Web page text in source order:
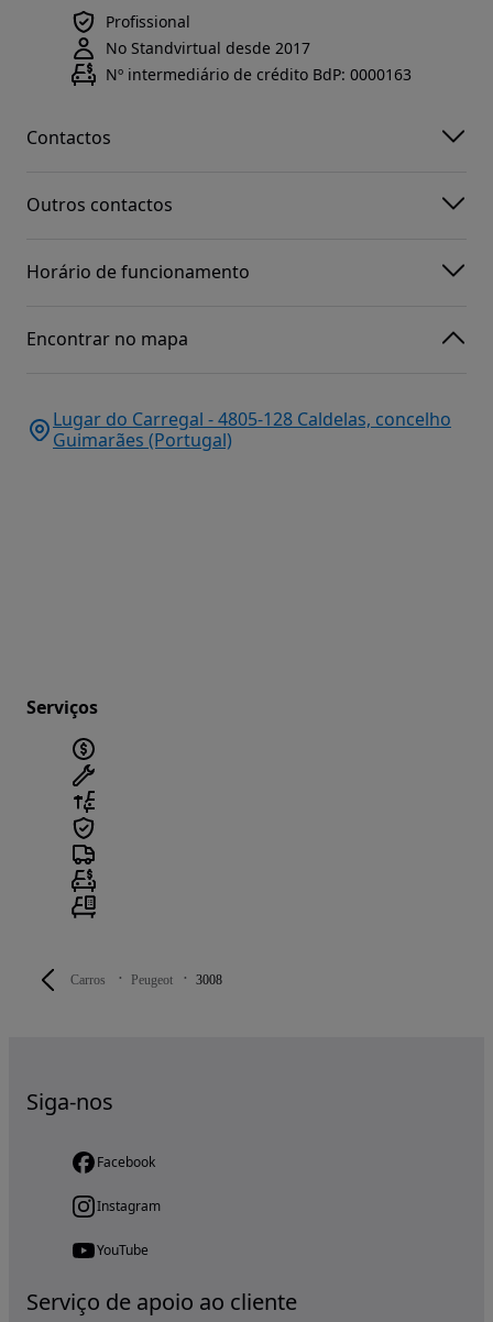
Carros Peugeot 3008
Profissional
No Standvirtual desde 2017
Nº intermediário de crédito BdP: 0000163
Contactos
Outros contactos
Horário de funcionamento
Encontrar no mapa
Lugar do Carregal - 4805-128 Caldelas, concelho
Guimarães (Portugal)
Serviços
Siga-nos
Facebook
Instagram
YouTube
Serviço de apoio ao cliente